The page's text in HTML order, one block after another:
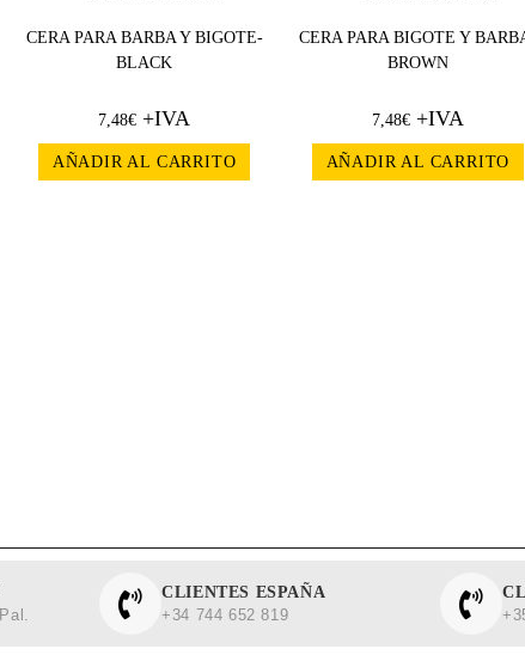
CERA PARA BARBA Y BIGOTE-
BLACK
7,48€ +IVA
AÑADIR AL CARRITO
CERA PARA BIGOTE Y
BROWN
7,48€+IVA
AÑADIR AL CARRITO
CLIENTES ESPAÑA
+34 744 652 819